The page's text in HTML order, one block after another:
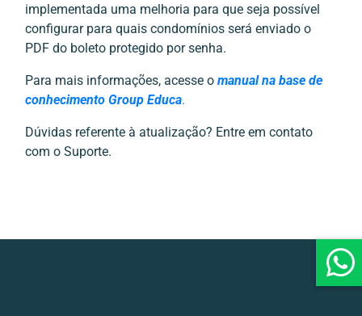
implementada uma melhoria para que seja possível
configurar para quais condomínios será enviado o
PDF do boleto protegido por senha.
Para mais informações, acesse o manual na base de
conhecimento Group Educa.
Dúvidas referente à atualização? Entre em contato
com o Suporte.